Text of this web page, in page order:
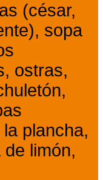
(césar,
sopa
ostras,
plancha,
limón,